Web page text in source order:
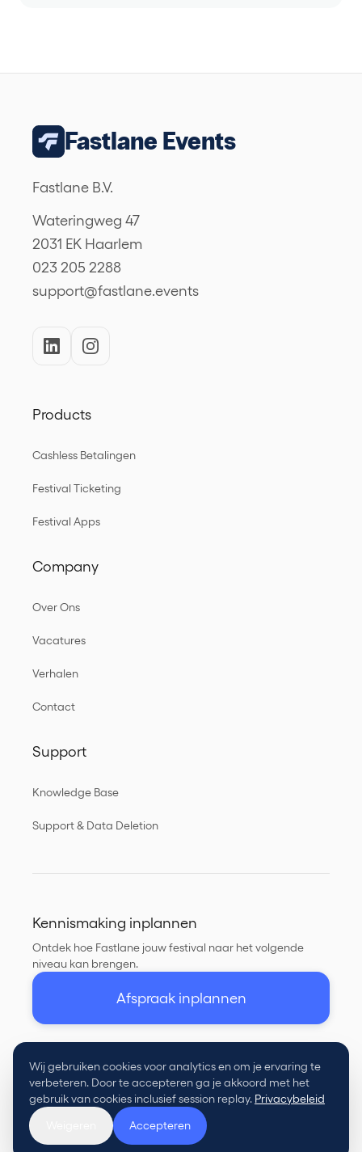
Fastlane Events
Fastlane B.V.
Wateringweg 47
2031 EK Haarlem
023 205 2288
support@fastlane.events
Products
Cashless Betalingen
Festival Ticketing
Festival Apps
Company
Over Ons
Vacatures
Verhalen
Contact
Support
Knowledge Base
Support & Data Deletion
Kennismaking inplannen
Ontdek hoe Fastlane jouw festival naar het volgende
niveau kan brengen.
Afspraak inplannen
©
Voorwaarden
Wij gebruiken cookies voor analytics en om je ervaring te
verbeteren. Door te accepteren ga je akkoord met het
gebruik van cookies inclusief session replay. Privacybeleid
Accepteren